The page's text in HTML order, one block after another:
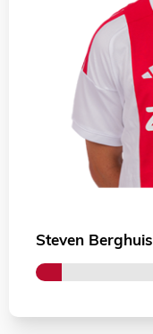
Steven Berghuis